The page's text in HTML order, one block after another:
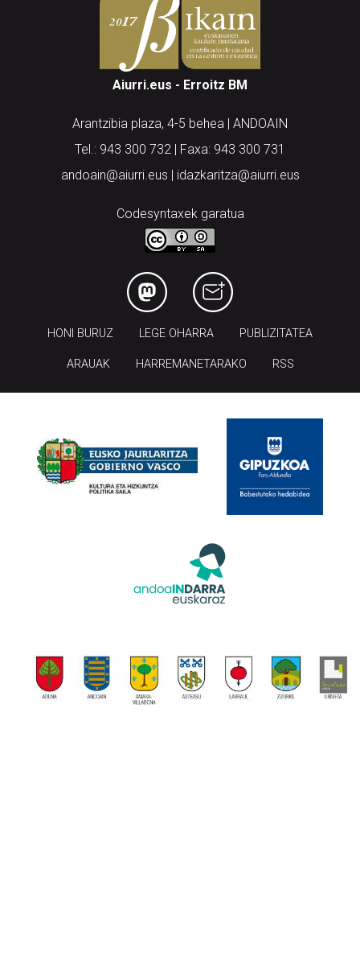
Aiurri.eus - Erroitz BM
Arantzibia plaza, 4-5 behea | ANDOAIN
Tel.: 943 300 732 | Faxa: 943 300 731
andoain@aiurri.eus | idazkaritza@aiurri.eus
Codesyntaxek garatua
HONI BURUZ LEGE OHARRA PUBLIZITATEA
ARAUAK HARREMANETARAKO RSS